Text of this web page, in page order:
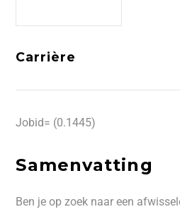
Carrière
Jobid= (0.1445)
Samenvatting
Ben je op zoek naar een